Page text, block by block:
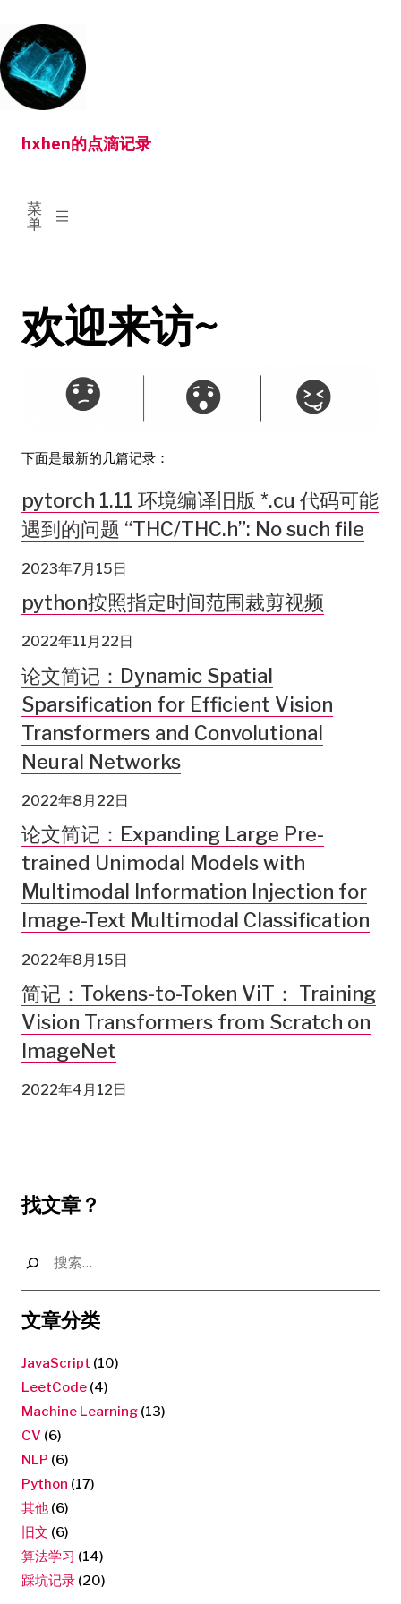
转
到
内
hxhen的点滴记录
菜
单
已
展
欢迎来访~
下面是最新的几篇记录：
pytorch 1.11 环境编译旧版 *.cu 代码可能
遇到的问题 “THC/THC.h”: No such file
2023年7月15日
python按照指定时间范围裁剪视频
2022年11月22日
论文简记：Dynamic Spatial
Sparsification for Efficient Vision
Transformers and Convolutional
Neural Networks
2022年8月22日
论文简记：Expanding Large Pre-
trained Unimodal Models with
Multimodal Information Injection for
Image-Text Multimodal Classification
2022年8月15日
简记：Tokens-to-Token ViT： Training
Vision Transformers from Scratch on
ImageNet
2022年4月12日
找文章？
索：
文章分类
JavaScript (10)
LeetCode (4)
Machine Learning (13)
CV (6)
NLP (6)
Python (17)
其他 (6)
旧文 (6)
算法学习 (14)
踩坑记录 (20)